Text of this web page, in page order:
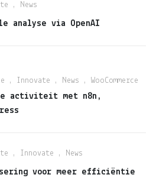
, News
analyse via OpenAI
, Innovate , News , WooCommerce
activiteit met n8n,
, Innovate , News
voor meer efficiëntie